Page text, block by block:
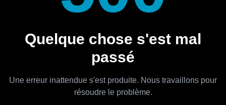
Quelque chose s'est mal
passé
Une erreur inattendue s'est produite. Nous travaillons pour
résoudre le problème.